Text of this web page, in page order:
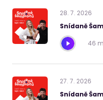
28. 7. 2026
Snídaně
46
27. 7. 2026
Snídaně